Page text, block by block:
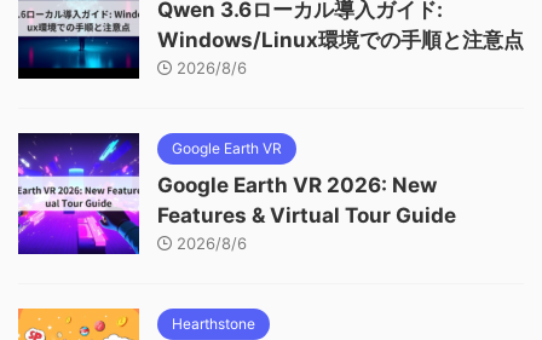
Qwen 3.6ローカル導入ガイド:
Windows/Linux環境での手順と注意点
2026/8/6
Google Earth VR
Google Earth VR 2026: New
Features & Virtual Tour Guide
2026/8/6
Hearthstone